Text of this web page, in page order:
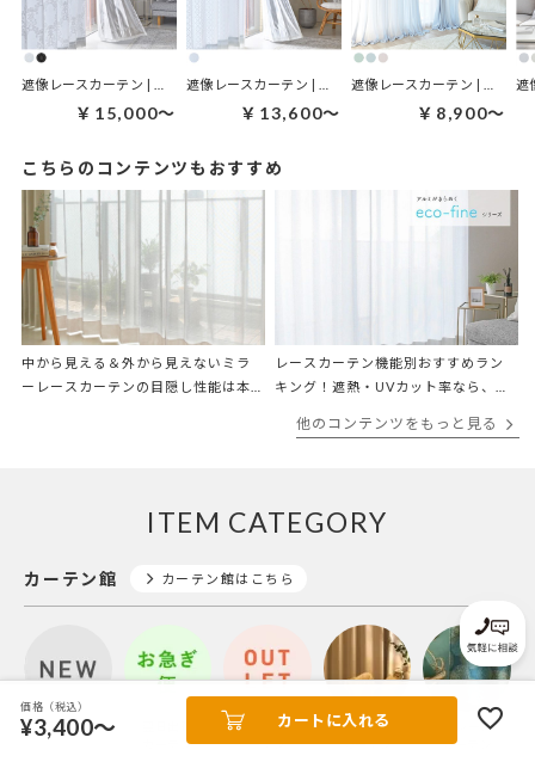
￥15,000～ ￥13,600～ ￥8,900～
こちらのコンテンツもおすすめ
中から見える＆外から見えないミラ
ーレースカーテンの目隠し性能は本
レースカーテン機能別おすすめラン
キング！遮熱・UVカット率なら、結
他のコンテンツをもっと見る
ITEM CATEGORY
カーテン館 カーテン館はこちら
新着商品
カーテン
アウトレットカ
ーテン
遮光
カーテン
ドレープ
カーテン
価格（税込）
¥3,400～ カートに入れる